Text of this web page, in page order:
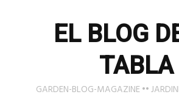
EL BLOG
TABLA
GARDEN-BLOG-MAGAZINE ••